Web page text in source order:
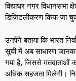
विद्याधर नगर विधानसभा
डिजिटलीकरण किया जा
उन्होंने बताया कि भारत
सूची में अब साधारण
गया है, जिससे मतदाताओं
अधिक सहजता मिलेगी।